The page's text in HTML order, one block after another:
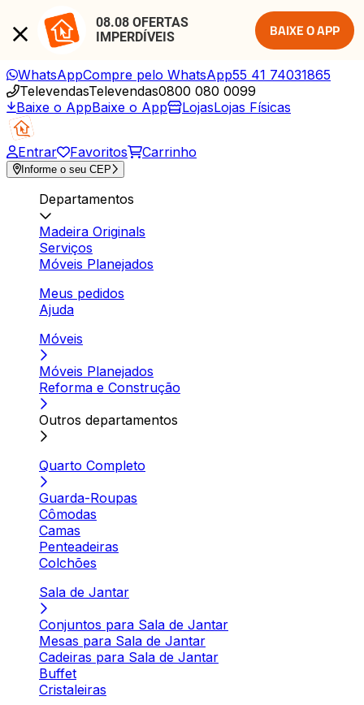
08.08 OFERTAS
IMPERDÍVEIS
BAIXE O APP
WhatsAppCompre pelo WhatsApp55 41 74031865
TelevendasTelevendas0800 080 0099
Baixe o AppBaixe o App LojasLojas Físicas
Entrar Favoritos Carrinho
Informe o seu CEP
Departamentos
Madeira Originals
Serviços
Móveis Planejados
Meus pedidos
Ajuda
Móveis
Móveis Planejados
Reforma e Construção
Outros departamentos
Quarto Completo
Guarda-Roupas
Cômodas
Camas
Penteadeiras
Colchões
Sala de Jantar
Conjuntos para Sala de Jantar
Mesas para Sala de Jantar
Cadeiras para Sala de Jantar
Buffet
Cristaleiras